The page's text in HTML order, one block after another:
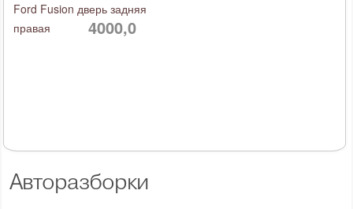
Авторазборки
Ford Fusion дверь задняя
правая
4000,0